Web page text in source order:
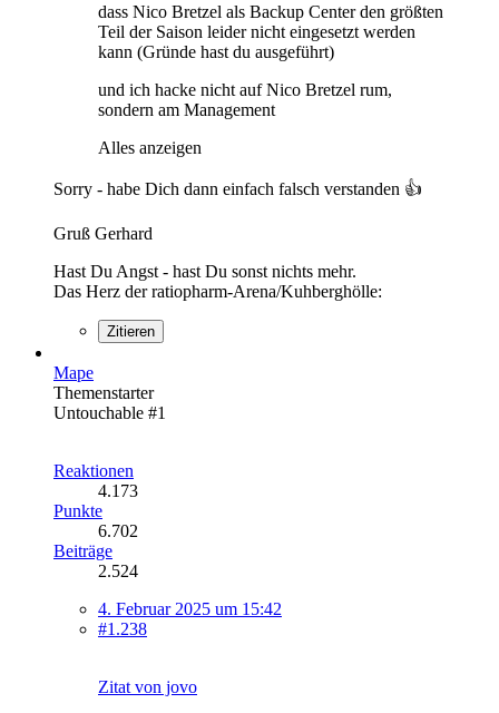
dass Nico Bretzel als Backup Center den größten
Teil der Saison leider nicht eingesetzt werden
kann (Gründe hast du ausgeführt)
und ich hacke nicht auf Nico Bretzel rum,
sondern am Management
Alles anzeigen
Sorry - habe Dich dann einfach falsch verstanden 👍
Gruß Gerhard
Hast Du Angst - hast Du sonst nichts mehr.
Das Herz der ratiopharm-Arena/Kuhberghölle:
Zitieren
Mape
Themenstarter
Untouchable #1
Reaktionen
4.173
Punkte
6.702
Beiträge
2.524
4. Februar 2025 um 15:42
#1.238
Zitat von jovo